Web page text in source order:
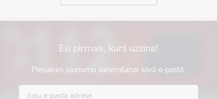
Esi pirmais, kurš uzzina!
Piesakies jaunumu saņemšanai savā e-pastā.